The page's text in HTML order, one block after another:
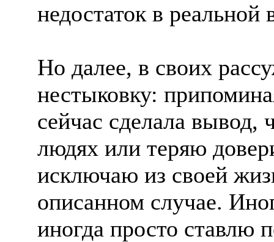
недостаток в реальной
Но далее, в своих
нестыковку:
сейчас сделала вывод,
людях или теряю
исключаю из своей
описанном случае.
иногда просто ставлю